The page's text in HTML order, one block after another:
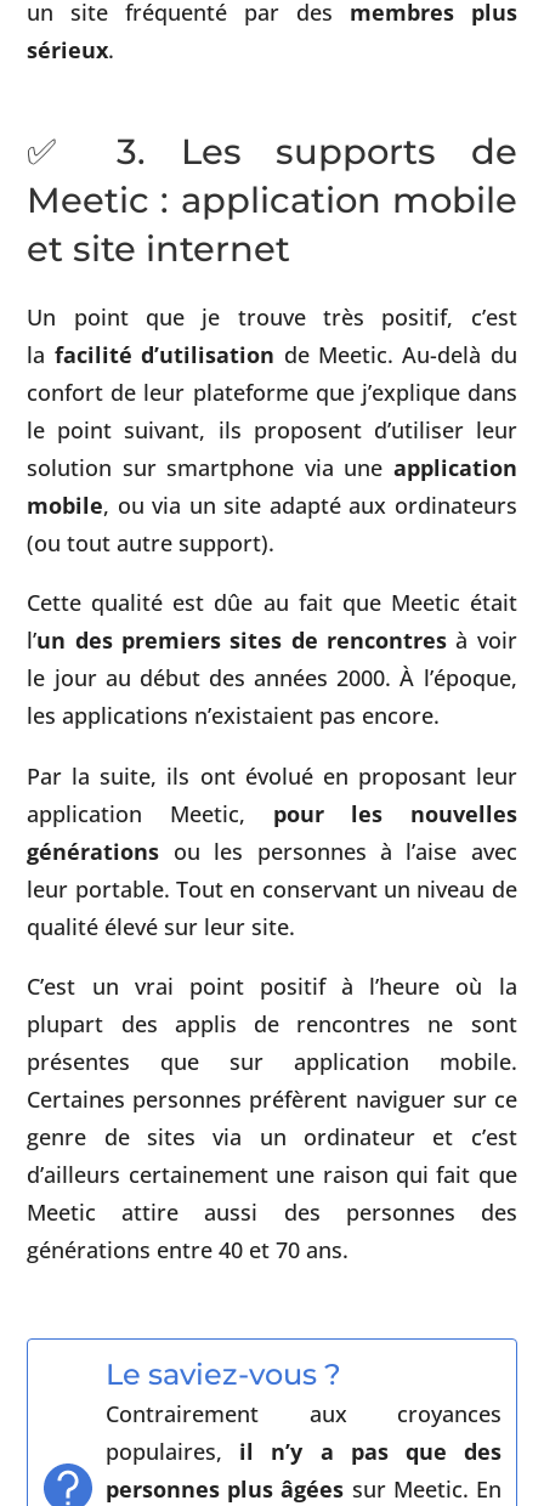
un site fréquenté par des membres plus
sérieux.
✅ 3. Les supports de
Meetic : application mobile
et site internet
Un point que je trouve très positif, c’est
la facilité d’utilisation de Meetic. Au-delà du
confort de leur plateforme que j’explique dans
le point suivant, ils proposent d’utiliser leur
solution sur smartphone via une application
mobile, ou via un site adapté aux ordinateurs
(ou tout autre support).
Cette qualité est dûe au fait que Meetic était
l’un des premiers sites de rencontresà voir
le jour au début des années 2000. À l’époque,
les applications n’existaient pas encore.
Par la suite, ils ont évolué en proposant leur
application Meetic, pour les nouvelles
générations ou les personnes à l’aise avec
leur portable. Tout en conservant un niveau de
qualité élevé sur leur site.
C’est un vrai point positif à l’heure où la
plupart des applis de rencontres ne sont
présentes que sur application mobile.
Certaines personnes préfèrent naviguer sur ce
genre de sites via un ordinateur et c’est
d’ailleurs certainement une raison qui fait que
Meetic attire aussi des personnes des
générations entre 40 et 70 ans.
Le saviez-vous ?
Contrairement aux croyances
populaires, il n’y a pas que des
personnes plus âgées sur Meetic. En